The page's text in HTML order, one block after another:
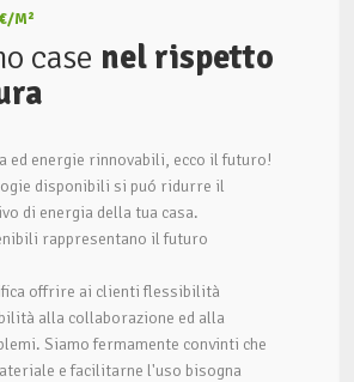
M²
case nel rispetto
ed energie rinnovabili, ecco il futuro!
disponibili si puó ridurre il
di energia della tua casa.
rappresentano il futuro
offrire ai clienti flessibilità
alla collaborazione ed alla
Siamo fermamente convinti che
e facilitarne l'uso bisogna